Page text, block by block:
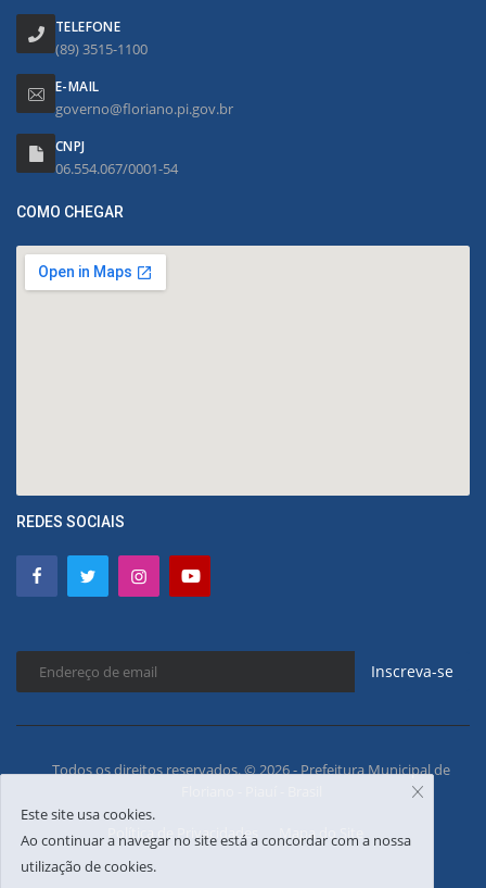
TELEFONE
(89) 3515-1100
E-MAIL
governo@floriano.pi.gov.br
CNPJ
06.554.067/0001-54
COMO CHEGAR
REDES SOCIAIS
Inscreva-se
Todos os direitos reservados. © 2026 - Prefeitura Municipal de
Política de Privacidades Mapa do Site
Este site usa cookies.
Ao continuar a navegar no site está a concordar com a nossa
utilização de cookies.